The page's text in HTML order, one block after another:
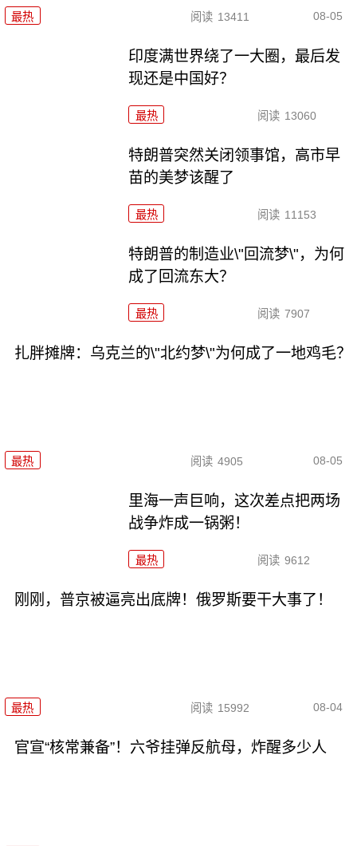
最热 阅读 13411 08-05
印度满世界绕了一大圈，最后发
现还是中国好？
最热 阅读 13060
特朗普突然关闭领事馆，高市早
苗的美梦该醒了
最热 阅读 11153
特朗普的制造业\"回流梦\"，为何
成了回流东大？
最热 阅读 7907
扎胖摊牌：乌克兰的\"北约梦\"为何成了一地鸡毛？
最热 阅读 4905 08-05
里海一声巨响，这次差点把两场
战争炸成一锅粥！
最热 阅读 9612
刚刚，普京被逼亮出底牌！俄罗斯要干大事了！
最热 阅读 15992 08-04
官宣“核常兼备”！六爷挂弹反航母，炸醒多少人